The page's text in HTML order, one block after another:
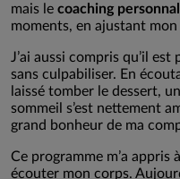
mais le coaching
moments, en ajustant
J’ai aussi compris qu’il
sans culpabiliser. En
laissé tomber le dessert,
sommeil s’est nettement
grand bonheur de ma
Ce programme m’a appris
écouter mon corps.